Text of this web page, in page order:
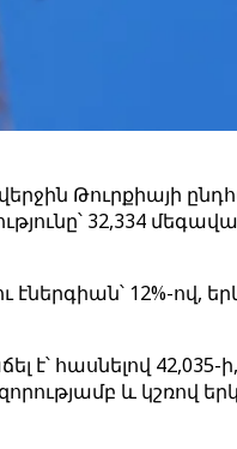
Թուրքիայի
32,334
12%-ով,
հասնելով 42,035-ի,
և կշռով